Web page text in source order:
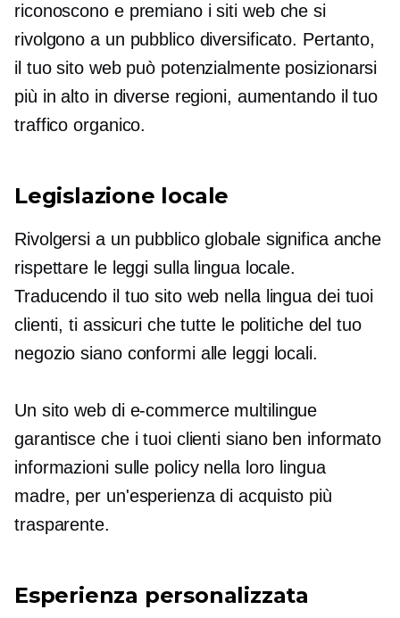
riconoscono e premiano i siti web che si
rivolgono a un pubblico diversificato. Pertanto,
il tuo sito web può potenzialmente posizionarsi
più in alto in diverse regioni, aumentando il tuo
traffico organico.
Legislazione locale
Rivolgersi a un pubblico globale significa anche
rispettare le leggi sulla lingua locale.
Traducendo il tuo sito web nella lingua dei tuoi
clienti, ti assicuri che tutte le politiche del tuo
negozio siano conformi alle leggi locali.
Un sito web di e-commerce multilingue
garantisce che i tuoi clienti siano ben informato
informazioni sulle policy nella loro lingua
madre, per un'esperienza di acquisto più
trasparente.
Esperienza personalizzata